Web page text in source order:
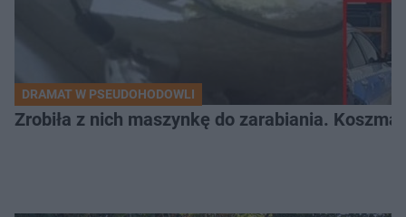
DRAMAT W PSEUDOHODOWLI
Zrobiła z nich maszynkę do zarabiania.